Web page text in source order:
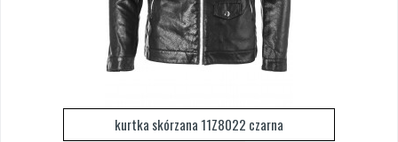
kurtka skórzana 11Z8022 czarna